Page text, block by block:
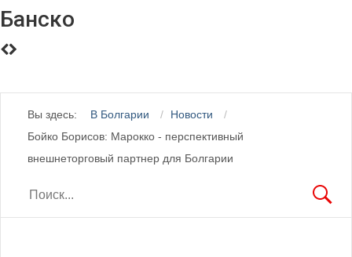
Банско
Вы здесь: В Болгарии
Новости
Бойко Борисов: Марокко - перспективный
внешнеторговый партнер для Болгарии